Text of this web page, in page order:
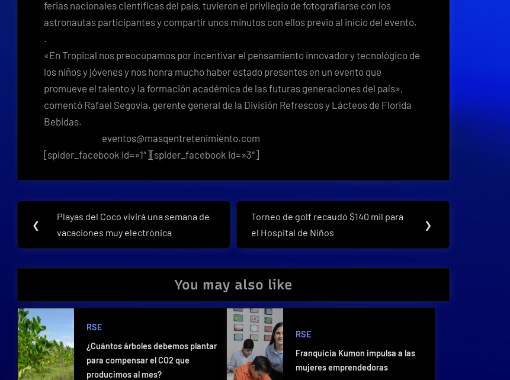
ferias nacionales científicas del país, tuvieron el privilegio de fotografiarse con los
astronautas participantes y compartir unos minutos con ellos previo al inicio del evento.
.
«En Tropical nos preocupamos por incentivar el pensamiento innovador y tecnológico de
los niños y jóvenes y nos honra mucho haber estado presentes en un evento que
promueve el talento y la formación académica de las futuras generaciones del país»,
comentó Rafael Segovia, gerente general de la División Refrescos y Lácteos de Florida
Bebidas.
eventos@masqentretenimiento.com
[spider_facebook id=»1″][spider_facebook id=»3″]
Navegación
de
❮
Previous
Post:
Playas del Coco vivirá una semana de
vacaciones muy electrónica
Next
Post:
Torneo de golf recaudó $140 mil para
el Hospital de Niños
❯
You may also like
RSE
¿Cuántos árboles debemos plantar
para compensar el CO2 que
producimos al mes?
RSE
Franquicia Kumon impulsa a las
mujeres emprendedoras